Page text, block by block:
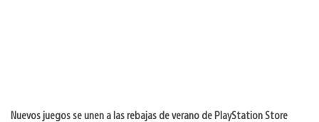
Nuevos juegos se unen a las rebajas de verano de PlayStation Store